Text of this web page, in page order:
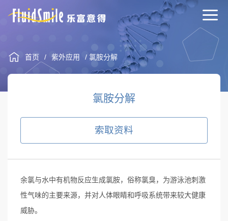
首页 / 紫外应用 / 氯胺分解
氯胺分解
索取资料
余氯与水中有机物反应生成氯胺，俗称氯臭，为游泳池刺激
性气味的主要来源，并对人体眼睛和呼吸系统带来较大健康
威胁。